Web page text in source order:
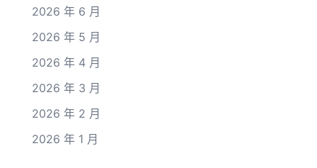
2026 年 6 月
2026 年 5 月
2026 年 4 月
2026 年 3 月
2026 年 2 月
2026 年 1 月